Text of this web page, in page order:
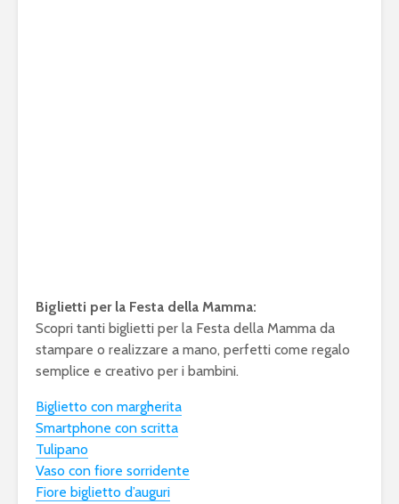
Biglietti per la Festa della Mamma:
Scopri tanti biglietti per la Festa della Mamma da
stampare o realizzare a mano, perfetti come regalo
semplice e creativo per i bambini.
Biglietto con margherita
Smartphone con scritta
Tulipano
Vaso con fiore sorridente
Fiore biglietto d’auguri